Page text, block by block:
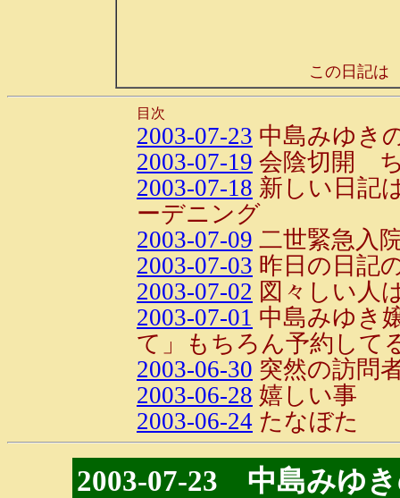
この日記は
目次
2003-07-23 中島みゆき
2003-07-19 会陰切開
2003-07-18 新しい日記
ーデニング
2003-07-09 二世緊急入
2003-07-03 昨日の日記
2003-07-02 図々しい人
2003-07-01 中島みゆき
て」もちろん予約して
2003-06-30 突然の訪問
2003-06-28 嬉しい事
2003-06-24 たなぼた
2003-07-23 中島みゆ